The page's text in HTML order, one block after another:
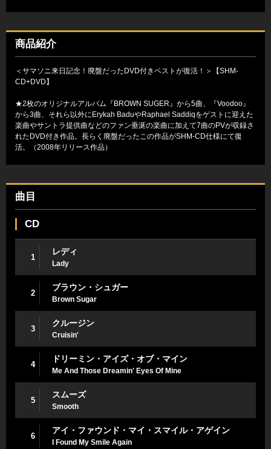
商品紹介
＜サマソニ来日記念！廃盤だったDVD付きベストが復活！＞【SHM-
CD+DVD】
★2枚のオリジナルアルバム『BROWN SUGER』から5曲、『Voodoo』
から3曲、それら以外にErykah BaduやRaphael Saddiqをゲストに迎えた
楽曲やサントラ提供曲などのファン垂涎の楽曲に加えて7曲のPVが収録さ
れたDVD付き作品。長らく廃盤だったこの作品がSHM-CD仕様にて復
活。（2008年リリース作品）
曲目
CD
1
レディ
Lady
2
ブラウン・シュガー
Brown Sugar
3
クルージン
Cruisin'
4
ドリーミン・アイズ・オブ・マイン
Me And Those Dreamin' Eyes Of Mine
5
スムーズ
Smooth
6
アイ・ファウンド・マイ・スマイル・アゲイン
I Found My Smile Again